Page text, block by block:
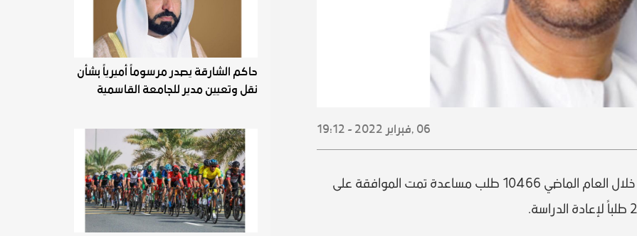
حاكم الشارقة يصدر مرسوماً أميرياً بشأن
نقل وتعيين مدير للجامعة القاسمية
06 , فبراير 2022 - 19:12
قالت جمعية الشارقة الخيرية إنها استقبلت خلال العام الماضي 10466 طلب مساعدة تمت الموافقة على